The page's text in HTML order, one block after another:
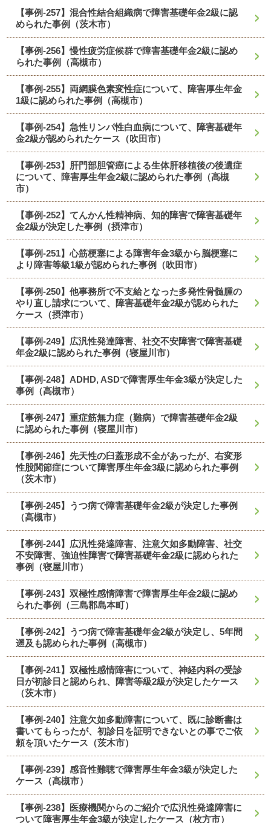
【事例-257】混合性結合組織病で障害基礎年金2級に認
められた事例（茨木市）
【事例-256】慢性疲労症候群で障害基礎年金2級に認め
られた事例（高槻市）
【事例-255】両網膜色素変性症について、障害厚生年金
1級に認められた事例（高槻市）
【事例-254】急性リンパ性白血病について、障害基礎年
金2級が認められたケース（吹田市）
【事例-253】肝門部胆管癌による生体肝移植後の後遺症
について、障害厚生年金2級に認められた事例（高槻
市）
【事例-252】てんかん性精神病、知的障害で障害基礎年
金2級が決定した事例（摂津市）
【事例-251】心筋梗塞による障害年金3級から脳梗塞に
より障害等級1級が認められた事例（吹田市）
【事例-250】他事務所で不支給となった多発性骨髄腫の
やり直し請求について、障害基礎年金2級が認められた
ケース（摂津市）
【事例-249】広汎性発達障害、社交不安障害で障害基礎
年金2級に認められた事例（寝屋川市）
【事例-248】ADHD, ASDで障害厚生年金3級が決定した
事例（高槻市）
【事例-247】重症筋無力症（難病）で障害基礎年金2級
に認められた事例（寝屋川市）
【事例-246】先天性の臼蓋形成不全があったが、右変形
性股関節症について障害厚生年金3級に認められた事例
（茨木市）
【事例-245】うつ病で障害基礎年金2級が決定した事例
（高槻市）
【事例-244】広汎性発達障害、注意欠如多動障害、社交
不安障害、強迫性障害で障害基礎年金2級に認められた
事例（寝屋川市）
【事例-243】双極性感情障害で障害厚生年金2級に認め
られた事例（三島郡島本町）
【事例-242】うつ病で障害基礎年金2級が決定し、5年間
遡及も認められた事例（高槻市）
【事例-241】双極性感情障害について、神経内科の受診
日が初診日と認められ、障害等級2級が決定したケース
（茨木市）
【事例-240】注意欠如多動障害について、既に診断書は
書いてもらったが、初診日を証明できないとの事でご依
頼を頂いたケース（茨木市）
【事例-239】感音性難聴で障害厚生年金3級が決定した
ケース（高槻市）
【事例-238】医療機関からのご紹介で広汎性発達障害に
ついて障害厚生年金3級が決定したケース（枚方市）